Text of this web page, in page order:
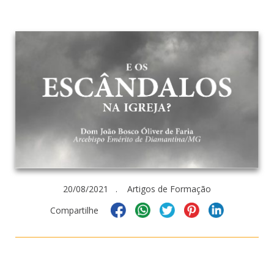
20/08/2021 . Artigos de Formação
Compartilhe